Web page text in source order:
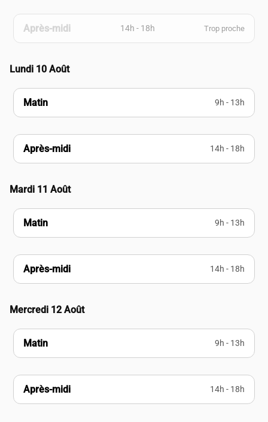
Après-midi 14h - 18h Trop proche
Lundi 10 Août
Matin 9h - 13h
Après-midi 14h - 18h
Mardi 11 Août
Matin 9h - 13h
Après-midi 14h - 18h
Mercredi 12 Août
Matin 9h - 13h
Après-midi 14h - 18h